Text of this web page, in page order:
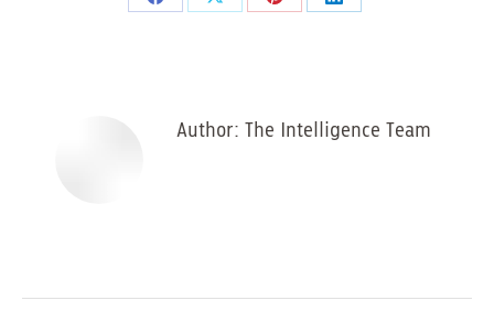
Share
Share
Share
Share
Author: The Intelligence Team